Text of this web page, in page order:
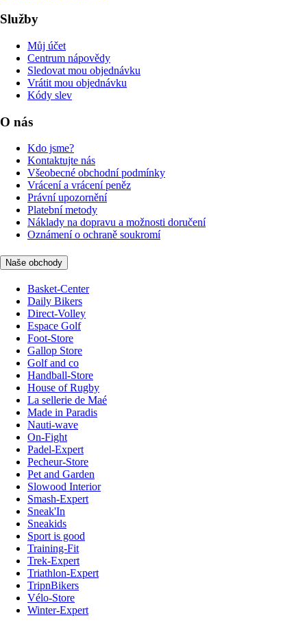
Služby
Můj účet
Centrum nápovědy
Sledovat mou objednávku
Vrátit mou objednávku
Kódy slev
O nás
Kdo jsme?
Kontaktujte nás
Všeobecné obchodní podmínky
Vrácení a vrácení peněz
Právní upozornění
Platební metody
Náklady na dopravu a možnosti doručení
Oznámení o ochraně soukromí
Naše obchody
Basket-Center
Daily Bikers
Direct-Volley
Espace Golf
Foot-Store
Gallop Store
Golf and co
Handball-Store
House of Rugby
La sellerie de Maé
Made in Paradis
Nauti-wave
On-Fight
Padel-Expert
Pecheur-Store
Pet and Garden
Slowood Interior
Smash-Expert
Sneak'In
Sneakids
Sport is good
Training-Fit
Trek-Expert
Triathlon-Expert
TripnBikers
Vélo-Store
Winter-Expert